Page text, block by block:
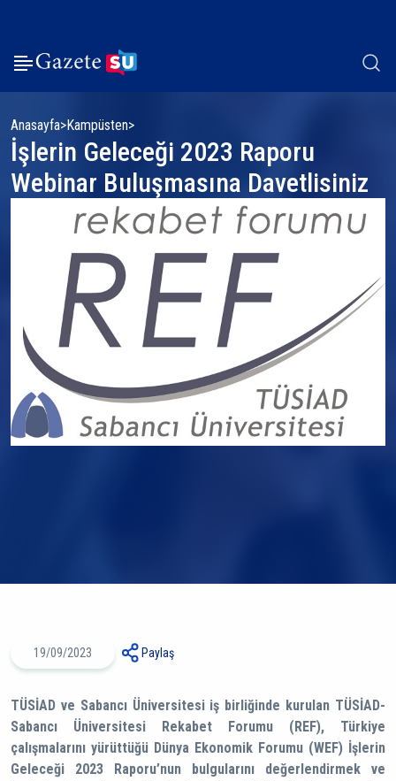
Anasayfa Kampüsten
İşlerin Geleceği 2023 Raporu
Webinar Buluşmasına Davetlisiniz
19/09/2023 Paylaş
TÜSİAD ve Sabancı Üniversitesi iş birliğinde kurulan TÜSİAD-
Sabancı Üniversitesi Rekabet Forumu (REF), Türkiye
çalışmalarını yürüttüğü Dünya Ekonomik Forumu (WEF) İşlerin
Geleceği 2023 Raporu’nun bulgularını değerlendirmek ve